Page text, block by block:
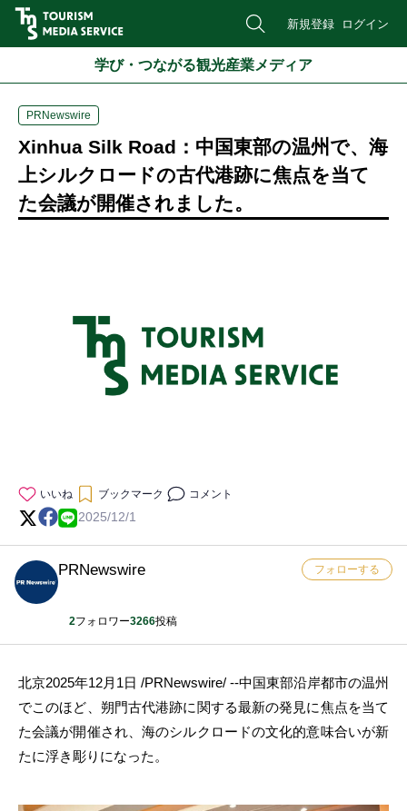
新規登録 ログイン
学び・つながる観光産業メディア
PRNewswire
Xinhua Silk Road：中国東部の温州で、海
上シルクロードの古代港跡に焦点を当て
た会議が開催されました。
いいね ブックマーク コメント
2025/12/1
PRNewswire
2フォロワー3266投稿
フォローする
北京2025年12月1日 /PRNewswire/ --中国東部沿岸都市の温州
でこのほど、朔門古代港跡に関する最新の発見に焦点を当て
た会議が開催され、海のシルクロードの文化的意味合いが新
たに浮き彫りになった。